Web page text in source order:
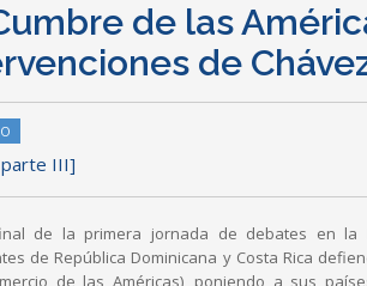
de las
de
III]
de la primera jornada de debates en la
de República Dominicana y Costa Rica
de las Américas), poniendo a sus